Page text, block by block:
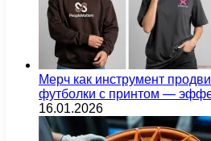
Мерч как инструмент
футболки с принтом —
16.01.2026